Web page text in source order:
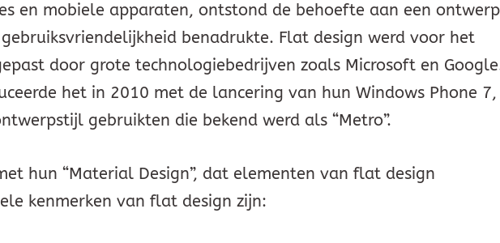
en mobiele apparaten, ontstond de behoefte aan een ontwerp
benadrukte. Flat design werd voor het
door grote technologiebedrijven zoals Microsoft en
het in 2010 met de lancering van hun Windows Phone 7,
gebruikten die bekend werd als “Metro”.
hun “Material Design”, dat elementen van flat design
kenmerken van flat design zijn: